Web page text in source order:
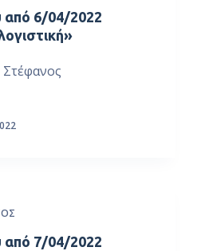
6/04/2022
Στέφανος
7/04/2022